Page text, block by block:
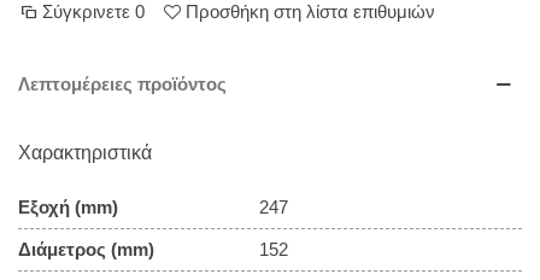
Σύγκρινετε 0 Προσθήκη στη λίστα επιθυμιών
Λεπτομέρειες προϊόντος
Χαρακτηριστικά
Εξοχή (mm) 247
Διάμετρος (mm) 152